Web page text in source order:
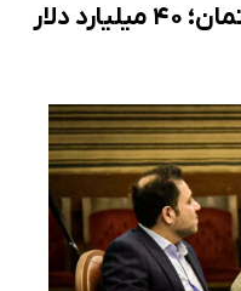
خروج سرمایه از صنعت ساختمان؛ ۴۰ میلیارد دلار